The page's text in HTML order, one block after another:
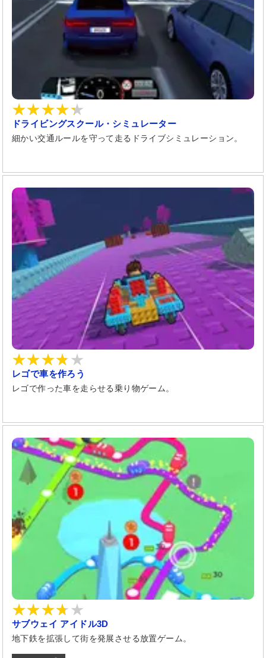
ドライビングスクール・シミュレーター
細かい交通ルールを守って走るドライブシミュレーション。
レゴで車を作ろう
レゴで作った車を走らせる乗り物ゲーム。
サブウェイ アイドル3D
地下鉄を拡張して街を発展させる放置ゲーム。